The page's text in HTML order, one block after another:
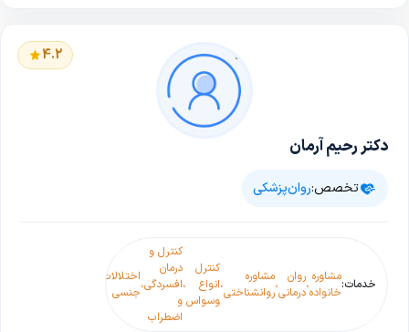
4.2
دکتر رحیم آرمان
تخصص:روان‌پزشکی
خدمات:مشاوره
خانواده،روان
درمانی،مشاوره
روانشناختی،
کنترل
انواع
وسواس
،
کنترل و
درمان
افسردگی
و
اضطراب
،اختلالات
جنسی